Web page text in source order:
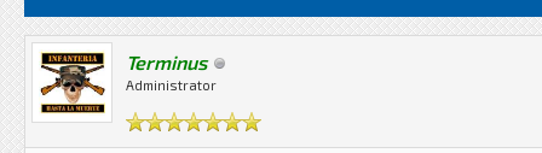
Terminus
Administrator